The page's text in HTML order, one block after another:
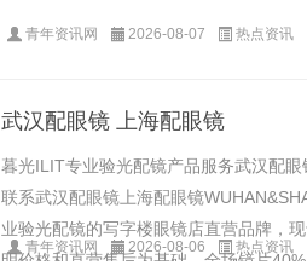
青年资讯网 2026-08-07 热点资讯
武汉配眼镜 上海配眼镜
暮光ILIT专业验光配镜产品服务武汉配
联系武汉配眼镜上海配眼镜
业验光配镜的写字楼眼镜店直营品牌，
明价格和直营售后为基础，全场镜片
青年资讯网 2026-08-06 热点资讯